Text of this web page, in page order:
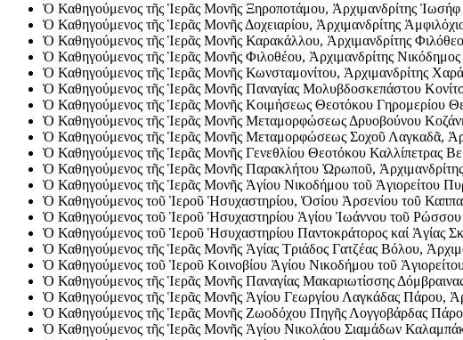
Ὁ Καθηγούμενος τῆς Ἱερᾶς Μονῆς Ξηροποτάμου, Ἀρχιμανδρίτης Ἰωσήφ
Ὁ Καθηγούμενος τῆς Ἱερᾶς Μονῆς Δοχειαρίου, Ἀρχιμανδρίτης
Ὁ Καθηγούμενος τῆς Ἱερᾶς Μονῆς Καρακάλλου, Ἀρχιμανδρίτης
Ὁ Καθηγούμενος τῆς Ἱερᾶς Μονῆς Φιλοθέου, Ἀρχιμανδρίτης Νικόδημος
Ὁ Καθηγούμενος τῆς Ἱερᾶς Μονῆς Κωνσταμονίτου, Ἀρχιμανδρίτης
Ὁ Καθηγούμενος τῆς Ἱερᾶς Μονῆς Παναγίας Μολυβδοσκεπάστου
Ὁ Καθηγούμενος τῆς Ἱερᾶς Μονῆς Κοιμήσεως Θεοτόκου Γηρομερίου
Ὁ Καθηγούμενος τῆς Ἱερᾶς Μονῆς Μεταμορφώσεως Δρυοβούνου
Ὁ Καθηγούμενος τῆς Ἱερᾶς Μονῆς Μεταμορφώσεως Σοχοῦ Λαγκαδᾶ,
Ὁ Καθηγούμενος τῆς Ἱερᾶς Μονῆς Γενεθλίου Θεοτόκου Καλλίπετρας
Ὁ Καθηγούμενος τῆς Ἱερᾶς Μονῆς Παρακλήτου Ὠρωποῦ,
Ὁ Καθηγούμενος τῆς Ἱερᾶς Μονῆς Ἁγίου Νικοδήμου τοῦ Ἁγιορείτου
Ὁ Καθηγούμενος τοῦ Ἱεροῦ Ἡσυχαστηρίου, Ὁσίου Ἀρσενίου τοῦ
Ὁ Καθηγούμενος τοῦ Ἱεροῦ Ἡσυχαστηρίου Ἁγίου Ἰωάννου τοῦ Ρώσσου
Ὁ Καθηγούμενος τοῦ Ἱεροῦ Ἡσυχαστηρίου Παντοκράτορος καί Ἁγίας
Ὁ Καθηγούμενος τῆς Ἱερᾶς Μονῆς Ἁγίας Τριάδος Γατζέας Βόλου,
Ὁ Καθηγούμενος τοῦ Ἱεροῦ Κοινοβίου Ἁγίου Νικοδήμου τοῦ
Ὁ Καθηγούμενος τῆς Ἱερᾶς Μονῆς Παναγίας Μακαριωτίσσης
Ὁ Καθηγούμενος τῆς Ἱερᾶς Μονῆς Ἁγίου Γεωργίου Λαγκάδας Πάρου,
Ὁ Καθηγούμενος τῆς Ἱερᾶς Μονῆς Ζωοδόχου Πηγῆς Λογγοβάρδας
Ὁ Καθηγούμενος τῆς Ἱερᾶς Μονῆς Ἁγίου Νικολάου Σιαμάδων